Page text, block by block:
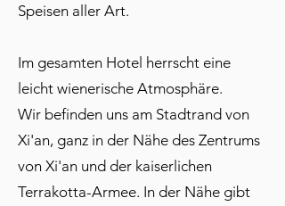
Speisen aller Art.
Im gesamten Hotel herrscht eine
leicht wienerische Atmosphäre.
Wir befinden uns am Stadtrand von
Xi'an, ganz in der Nähe des Zentrums
von Xi'an und der kaiserlichen
Terrakotta-Armee. In der Nähe gibt